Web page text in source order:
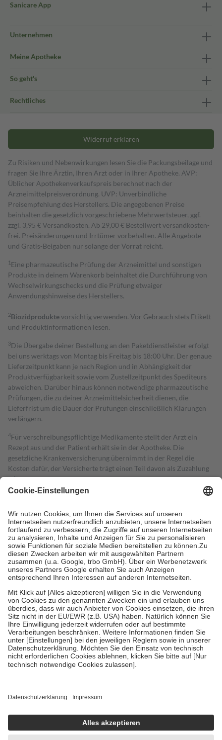
Sanicare App
Unternehmen
Meine Apotheke
So geht's
Rechtliches
Widerruf erklären
Zu Risiken und Nebenwirkungen lesen Sie die Packungsbeilage und
fragen Sie Ihre Ärztin, Ihren Arzt oder in Ihrer Apotheke. AVP:
Üblicher Apothekenverkaufspreis berechnet nach der
Arzneimittelpreisverordnung. UVP: Unverbindliche
Preisempfehlung des Herstellers. Die angegebenen Preise
beinhalten die gesetzlich vorgeschriebene Mehrwertsteuer, ggf.
zzgl. 3,95 € Versandkosten. Ab 29,00 € Bestell­wert versand­kosten­
frei. Preisänderungen und Irrtümer vorbehalten. Alle Angebote
und Gratis-Beigaben nur solange der Vorrat reicht.
1 Eine pharmazeutische Prüfung der Arzneimittel und sonstigen
Produkte in deinem Warenkorb beinhaltet die Durchführung von
Wechselwirkungschecks und die Prüfung etwaiger
Anwendungshinweise des Herstellers.
2Biozidproduktevorsichtig verwenden. Vor Gebrauch stets Etikett
und Produktinformationen lesen.
3Die Übergabe deiner Bestellung an den Paketdienstleister erfolgt
bei uns werktags von Montag bis Freitag bis 18:00 Uhr. Der genaue
Lieferzeitpunkt kann je nach Region und in Abhängigkeit der
Produktverfügbarkeit sowie vom Zustellzeitpunkt des Spediteurs
abweichen. Darüber hinaus können notwendige pharmazeutische
Prüfungen, die zu deiner Arzneimittelsicherheit dienen, die
Lieferfrist um die Dauer der Prüfungen einschließlich Klärungen
verlängern.
4Für verschreibungspflichtige Medikamente stellt der Arzt ein
Rezept aus und der Patient erhält sie in der Apotheke. Die
gesetzliche Krankenversicherung übernimmt in der Regel die
Kosten dafür, der Versicherte trägt einen Teil davon als Zuzahlung
mit.
Grundsätzlich leisten Mitglieder Zuzahlungen in Höhe von zehn
höchstens zehn Euro.
Es sind jedoch nie mehr als die tatsächlichen
Kosten der Leistung zu entrichten.
Diese Regeln gelten grundsätzlich auch für Online-Apotheken.
Bei Heilmitteln und häuslicher Krankenpflege beträgt die
Zuzahlung zehn Prozent der Kosten sowie zehn Euro je
Verordnung.
Um das Engagement der Versicherten für ihre eigene Gesundheit zu
stärken und die besondere Stellung der Familie zu unterstützen,
fallenkeine Zuzahlungenan bei:
• Kindern und Jugendlichen bis zum vollendeten 18. Lebensjahr
mit Ausnahme der Fahrkosten
• Untersuchungen zur Vorsorge und Früherkennung, die von der
GKV getragen werden
• empfohlenen Schutzimpfungen
• Harn- und Blutteststreifen
getroffen, um sicherzustellen, dass es sich um echte Bewertungen
https://help.etrusted.com/hc/de/articles/4419944605341
Einige Bilder und Inhalte wurden unter Zuhilfenahme künstlicher